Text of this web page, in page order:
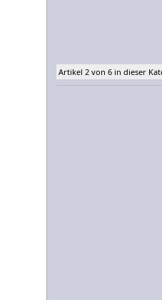
Artikel 2 von 6 in dieser